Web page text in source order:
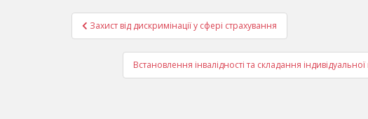
Навігація
записів
Захист від дискримінації у сфері страхування
Встановлення інвалідності та складання